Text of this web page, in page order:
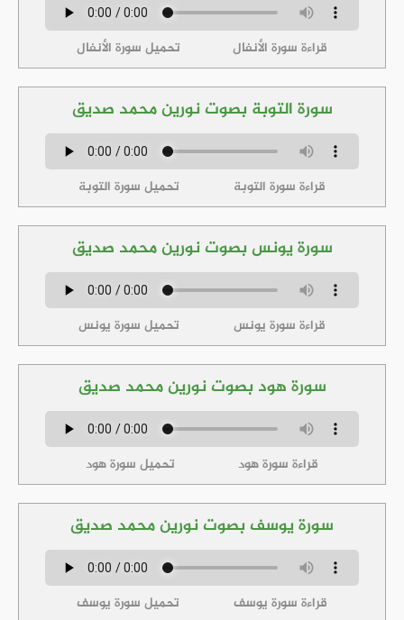
قراءة سورة الأنفال تحميل سورة الأنفال
سورة التوبة بصوت نورين محمد صديق
قراءة سورة التوبة تحميل سورة التوبة
سورة يونس بصوت نورين محمد صديق
قراءة سورة يونس تحميل سورة يونس
سورة هود بصوت نورين محمد صديق
قراءة سورة هود تحميل سورة هود
سورة يوسف بصوت نورين محمد صديق
قراءة سورة يوسف تحميل سورة يوسف